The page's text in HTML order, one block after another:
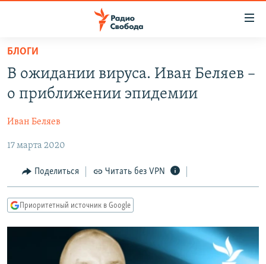
упрощенного
доступа
Вернуться
основному
Вернутся
главной
навигации
Вернутся
ПОДКАСТЫ
АВТОРСКИЕ ПРОЕКТЫ
ЦИТАТЫ СВОБОДЫ
МНЕНИЯ
КУЛЬТУРА
IDEL.РЕАЛИИ
КАВКАЗ.РЕАЛИИ
СЕВЕР.РЕАЛИИ
СИБИРЬ.РЕАЛИИ
БЛОГИ
В ожидании вируса. Иван Беляев –
о приближении эпидемии
Иван Беляев
17 марта 2020
Поделиться Читать без VPN
Приоритетный источник в Google